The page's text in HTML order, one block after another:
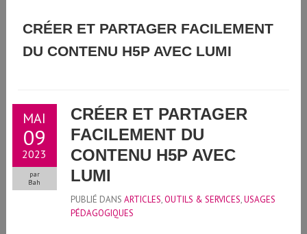
GUIDE D'UTILISATION DE L'INTELLIGENCE ARTIFICIELLE
CRÉER ET PARTAGER FACILEMENT
DU CONTENU H5P AVEC LUMI
MAI
09
2023
par
Bah
CRÉER ET PARTAGER
FACILEMENT DU
CONTENU H5P AVEC
LUMI
PUBLIÉ DANS ARTICLES,OUTILS & SERVICES,USAGES
PÉDAGOGIQUES